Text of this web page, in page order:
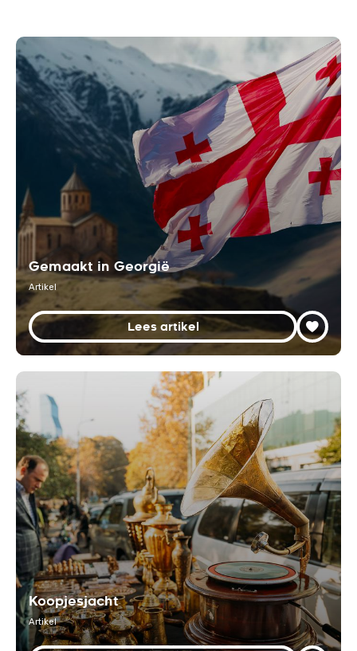
Gemaakt in Georgië
Artikel
Lees artikel
Koopjesjacht
Artikel